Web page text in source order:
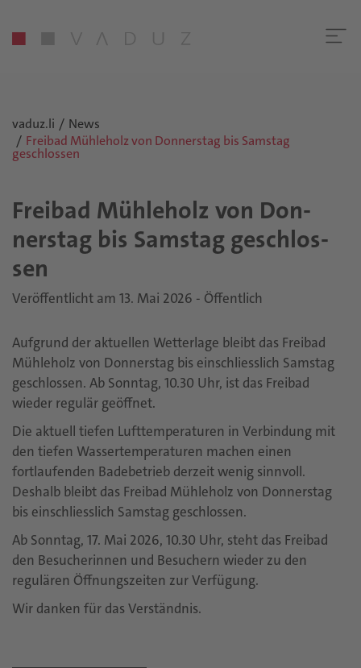
vaduz.li
News
Freibad Mühleholz von Donnerstag bis Samstag
geschlossen
Frei­bad Müh­le­holz von Don­
ners­tag bis Sams­tag ge­schlos­
sen
Veröffentlicht am 13. Mai 2026 - Öffentlich
Aufgrund der aktuellen Wetterlage bleibt das Freibad
Mühleholz von Donnerstag bis einschliesslich Samstag
geschlossen. Ab Sonntag, 10.30 Uhr, ist das Freibad
wieder regulär geöffnet.
Die aktuell tiefen Lufttemperaturen in Verbindung mit
den tiefen Wassertemperaturen machen einen
fortlaufenden Badebetrieb derzeit wenig sinnvoll.
Deshalb bleibt das Freibad Mühleholz von Donnerstag
bis einschliesslich Samstag geschlossen.
Ab Sonntag, 17. Mai 2026, 10.30 Uhr, steht das Freibad
den Besucherinnen und Besuchern wieder zu den
regulären Öffnungszeiten zur Verfügung.
Wir danken für das Verständnis.